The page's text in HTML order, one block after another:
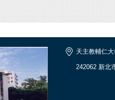
天主教輔仁
242062 新北